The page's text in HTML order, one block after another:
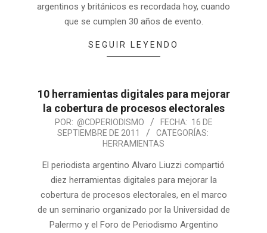
argentinos y británicos es recordada hoy, cuando
que se cumplen 30 años de evento.
SEGUIR LEYENDO
10 herramientas digitales para mejorar
la cobertura de procesos electorales
POR: @CDPERIODISMO FECHA: 16 DE
SEPTIEMBRE DE 2011
CATEGORÍAS:
HERRAMIENTAS
El periodista argentino Alvaro Liuzzi compartió
diez herramientas digitales para mejorar la
cobertura de procesos electorales, en el marco
de un seminario organizado por la Universidad de
Palermo y el Foro de Periodismo Argentino